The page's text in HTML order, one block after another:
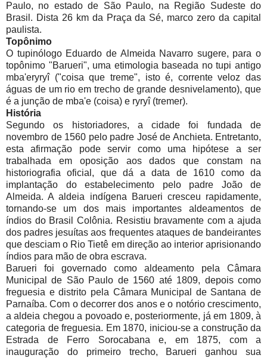
Paulo, no estado de São Paulo, na Região Sudeste do
Brasil. Dista 26 km da Praça da Sé, marco zero da capital
paulista.
Topônimo
O tupinólogo Eduardo de Almeida Navarro sugere, para o
topônimo "Barueri", uma etimologia baseada no tupi antigo
mba'eryryî ("coisa que treme", isto é, corrente veloz das
águas de um rio em trecho de grande desnivelamento), que
é a junção de mba'e (coisa) e ryryî (tremer).
História
Segundo os historiadores, a cidade foi fundada de
novembro de 1560 pelo padre José de Anchieta. Entretanto,
esta afirmação pode servir como uma hipótese a ser
trabalhada em oposição aos dados que constam na
historiografia oficial, que dá a data de 1610 como da
implantação do estabelecimento pelo padre João de
Almeida. A aldeia indígena Barueri cresceu rapidamente,
tornando-se um dos mais importantes aldeamentos de
índios do Brasil Colônia. Resistiu bravamente com a ajuda
dos padres jesuítas aos frequentes ataques de bandeirantes
que desciam o Rio Tietê em direção ao interior aprisionando
índios para mão de obra escrava.
Barueri foi governado como aldeamento pela Câmara
Municipal de São Paulo de 1560 até 1809, depois como
freguesia e distrito pela Câmara Municipal de Santana de
Parnaíba. Com o decorrer dos anos e o notório crescimento,
a aldeia chegou a povoado e, posteriormente, já em 1809, à
categoria de freguesia. Em 1870, iniciou-se a construção da
Estrada de Ferro Sorocabana e, em 1875, com a
inauguração do primeiro trecho, Barueri ganhou sua